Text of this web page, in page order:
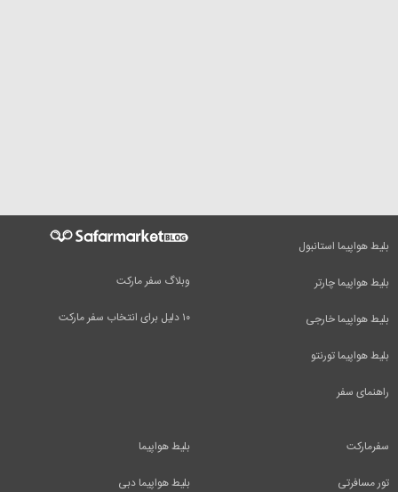
وبلاگ سفر مارکت
۱۰ دلیل برای انتخاب سفر مارکت
بلیط هواپیما استانبول
بلیط هواپیما چارتر
بلیط هواپیما خارجی
بلیط هواپیما تورنتو
راهنمای سفر
بلیط هواپیما
بلیط هواپیما دبی
سفرمارکت
تور مسافرتی